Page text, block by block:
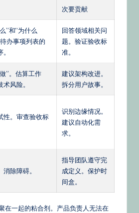
次要贡献
”和“为什么
办事项列表的
回答领域相关问
题。验证验收标
准。
”。估算工作
风险。
建议架构改进。
拆分用户故事。
性。审查验收标
识别边缘情况。
建议自动化需
求。
除障碍。
指导团队遵守完
成定义。保护时
间盒。
在一起的粘合剂。产品负责人无法在